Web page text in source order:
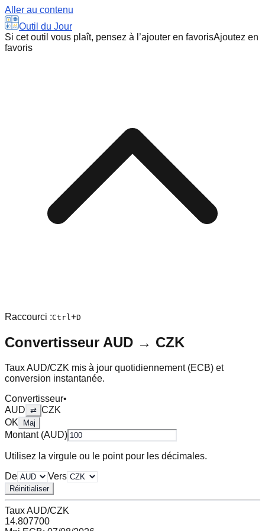
Aller au contenu
Outil du Jour
Si cet outil vous plaît, pensez à l’ajouter en favorisAjoutez en
favoris
Raccourci :Ctrl+D
Convertisseur AUD → CZK
TauxAUD/CZK mis à jour quotidiennement (ECB) et
conversion instantanée.
Convertisseur•
AUD ⇄ CZK
OK
Maj
Montant (AUD)
Utilisez la virgule ou le point pour les décimales.
De
Vers
Réinitialiser
TauxAUD/CZK
14.807700